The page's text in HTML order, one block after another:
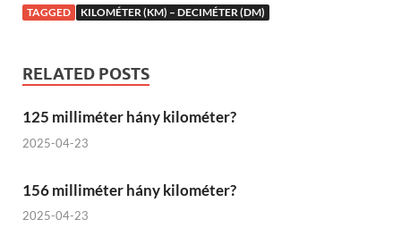
TAGGED KILOMÉTER (KM) – DECIMÉTER (DM)
RELATED POSTS
125 milliméter hány kilométer?
2025-04-23
156 milliméter hány kilométer?
2025-04-23